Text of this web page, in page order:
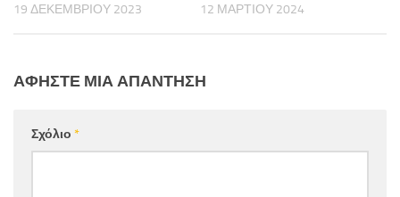
19 ΔΕΚΕΜΒΡΊΟΥ 2023 12 ΜΑΡΤΊΟΥ 2024
ΑΦΉΣΤΕ ΜΙΑ ΑΠΆΝΤΗΣΗ
Σχόλιο *